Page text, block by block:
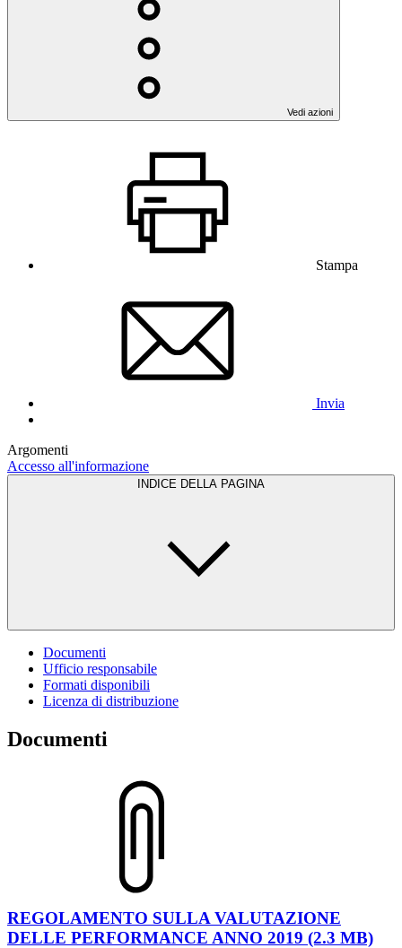
Vedi azioni
Stampa
Invia
Argomenti
Accesso all'informazione
INDICE DELLA PAGINA
Documenti
Ufficio responsabile
Formati disponibili
Licenza di distribuzione
Documenti
REGOLAMENTO SULLA VALUTAZIONE
DELLE PERFORMANCE ANNO 2019 (2.3 MB)